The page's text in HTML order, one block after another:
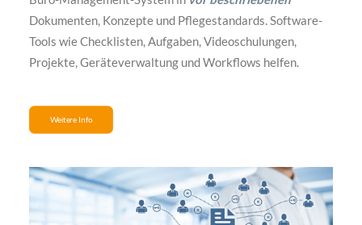
Dokumenten, Konzepte und Pflegestandards. Software-
Tools wie Checklisten, Aufgaben, Videoschulungen,
Projekte, Geräteverwaltung und Workflows helfen.
Weitere Info